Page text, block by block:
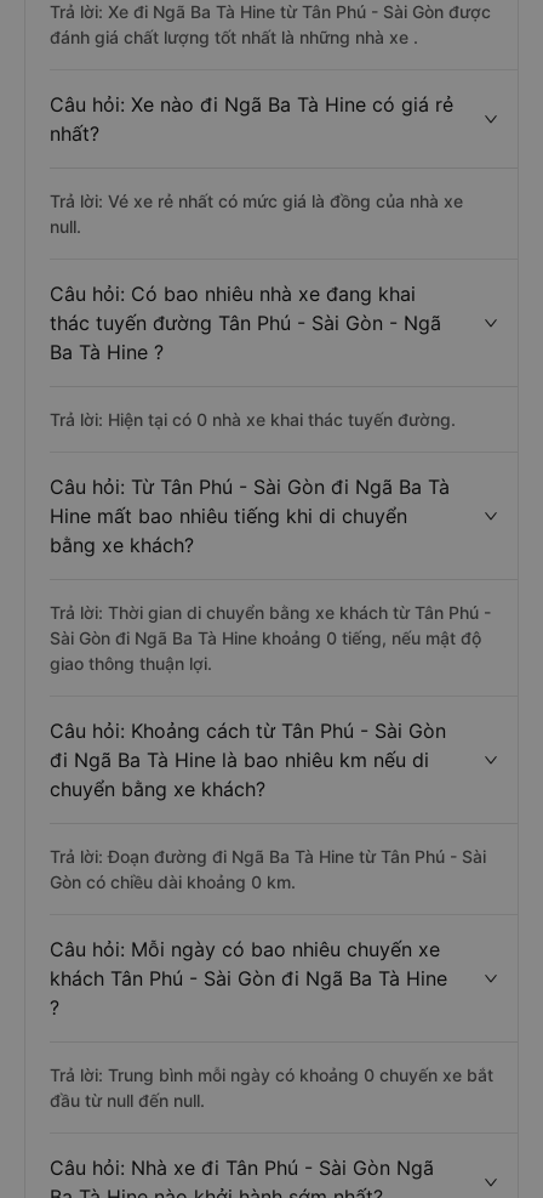
Trả lời: Xe đi Ngã Ba Tà Hine từ Tân Phú - Sài Gòn được
đánh giá chất lượng tốt nhất là những nhà xe .
Câu hỏi: Xe nào đi Ngã Ba Tà Hine có giá rẻ
nhất?
Trả lời: Vé xe rẻ nhất có mức giá là đồng của nhà xe
null.
Câu hỏi: Có bao nhiêu nhà xe đang khai
thác tuyến đường Tân Phú - Sài Gòn - Ngã
Ba Tà Hine ?
Trả lời: Hiện tại có 0 nhà xe khai thác tuyến đường.
Câu hỏi: Từ Tân Phú - Sài Gòn đi Ngã Ba Tà
Hine mất bao nhiêu tiếng khi di chuyển
bằng xe khách?
Trả lời: Thời gian di chuyển bằng xe khách từ Tân Phú -
Sài Gòn đi Ngã Ba Tà Hine khoảng 0 tiếng, nếu mật độ
giao thông thuận lợi.
Câu hỏi: Khoảng cách từ Tân Phú - Sài Gòn
đi Ngã Ba Tà Hine là bao nhiêu km nếu di
chuyển bằng xe khách?
Trả lời: Đoạn đường đi Ngã Ba Tà Hine từ Tân Phú - Sài
Gòn có chiều dài khoảng 0 km.
Câu hỏi: Mỗi ngày có bao nhiêu chuyến xe
khách Tân Phú - Sài Gòn đi Ngã Ba Tà Hine
?
Trả lời: Trung bình mỗi ngày có khoảng 0 chuyến xe bắt
đầu từ null đến null.
Câu hỏi: Nhà xe đi Tân Phú - Sài Gòn Ngã